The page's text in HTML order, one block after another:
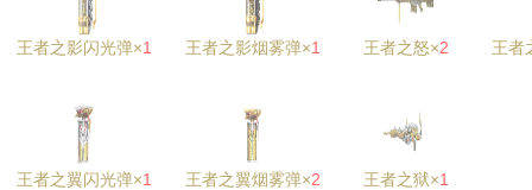
王者之影闪光弹×1 王者之影烟雾弹×1 王者之怒×2 王者
王者之翼闪光弹×1 王者之翼烟雾弹×2 王者之狱×1